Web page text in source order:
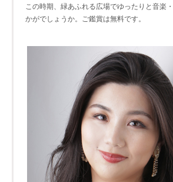
この時期、緑あふれる広場でゆったりと音楽
かがでしょうか。ご鑑賞は無料です。